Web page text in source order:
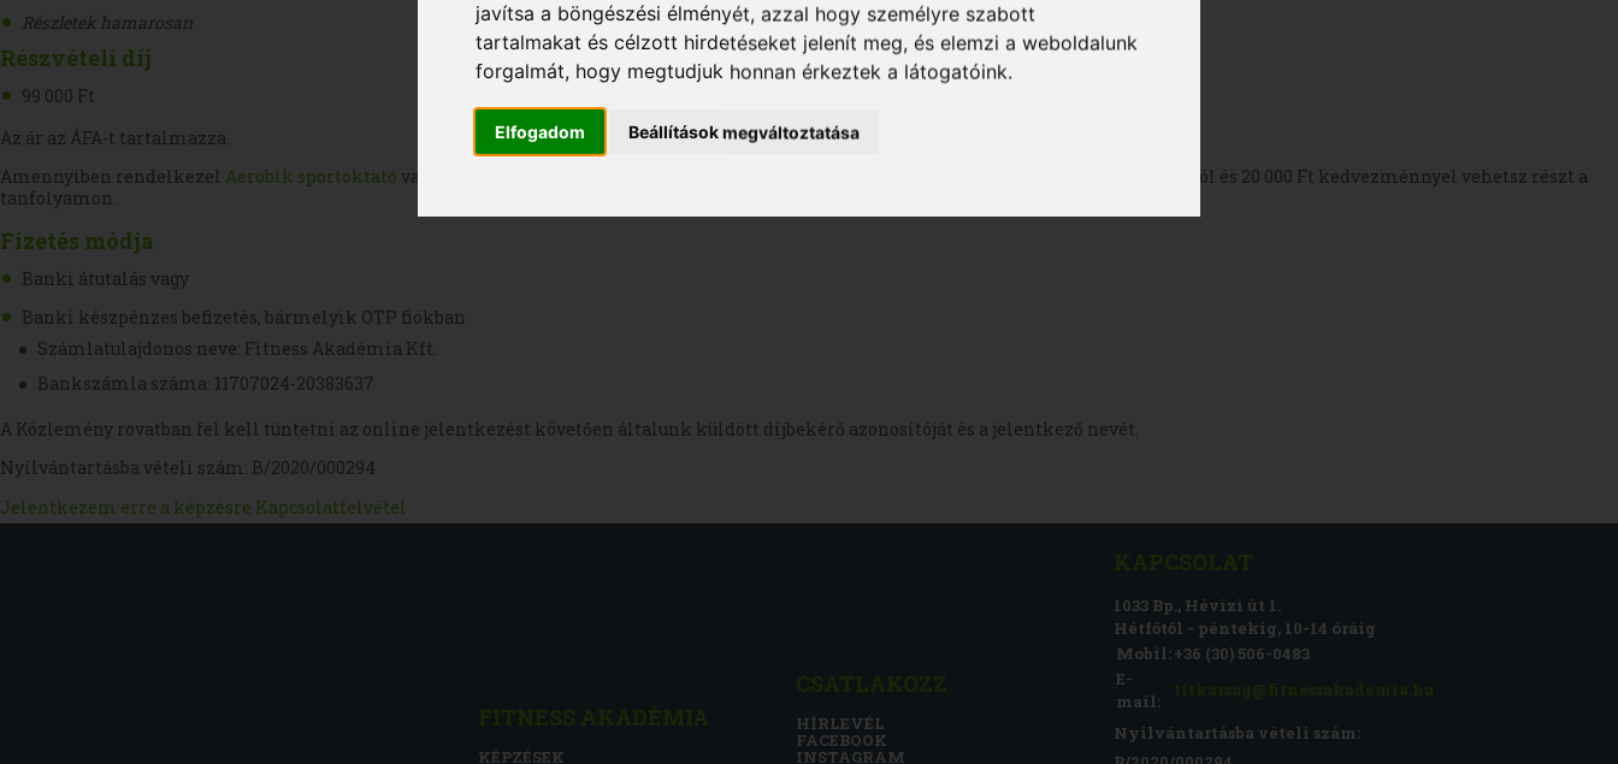
javítsa a böngészési élményét, azzal hogy személyre szabott
tartalmakat és célzott hirdetéseket jelenít meg, és elemzi a weboldalunk
forgalmát, hogy megtudjuk honnan érkeztek a látogatóink.
Elfogadom Beállítások megváltoztatása
Részletek hamarosan
Részvételi díj
99 000 Ft
Az ár az ÁFA-t tartalmazza.
Amennyiben rendelkezel Aerobik sportoktató vagy
végzettséggel, úgy felmentést kapsz az első 2 oktatási nap alól és 20 000 Ft kedvezménnyel vehetsz részt a
tanfolyamon.
Fizetés módja
Banki átutalás vagy
Banki készpénzes befizetés, bármelyik OTP fiókban
Számlatulajdonos neve: Fitness Akadémia Kft.
Bankszámla száma: 11707024-20383637
A Közlemény rovatban fel kell tüntetni az online jelentkezést követően általunk küldött díjbekérő azonosítóját és a jelentkező nevét.
Nyílvántartásba vételi szám: B/2020/000294
Jelentkezem erre a képzésre Kapcsolatfelvétel
KÉPZÉSEK
HÍRLEVÉL
FACEBOOK
INSTAGRAM
1033 Bp., Hévízi út 1.
Hétfőtől - péntekig, 10-14 óráig
Mobil:+36 (30) 506-0483
E-
mail:
Nyilvántartásba vételi szám: